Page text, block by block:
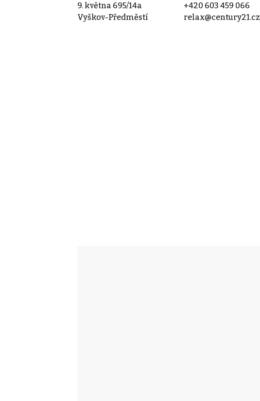
9. května 695/14a
Vyškov-Předměstí
+420 603 459 066
relax@century21.cz